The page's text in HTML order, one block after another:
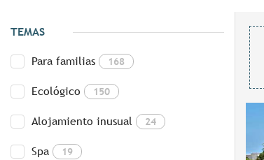
TEMAS
Para familias 168
Ecológico 150
Alojamiento inusual 24
Spa 19